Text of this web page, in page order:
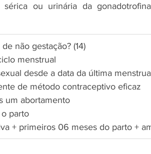
sérica ou urinária da
não gestação? (14)
menstrual
desde a data da última
de método contraceptivo eficaz
um abortamento
parto
+ primeiros 06 meses do parto +